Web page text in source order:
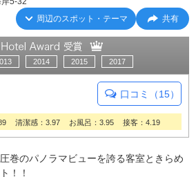
周辺のスポット・テーマ 共有
2014 2015 2017
うち4 口コミ（15）
清潔感：3.97 お風呂：3.95 接客：4.19
巻のパノラマビューを誇る客室ときらめ
ゼント！！